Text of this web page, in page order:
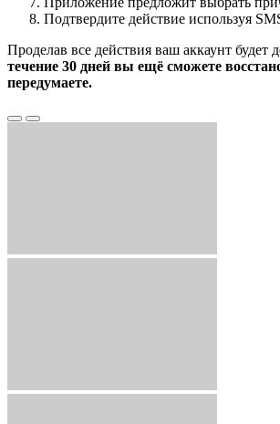
Подтвердите действие используя
Проделав все действия ваш аккаунт будет
течение 30 дней вы ещё сможете
передумаете.